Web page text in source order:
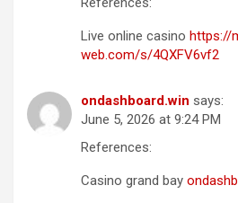
Live online casino https://
web.com/s/4QXFV6vf2
ondashboard.win says:
June 5, 2026 at 9:24 PM
References:
Casino grand bay